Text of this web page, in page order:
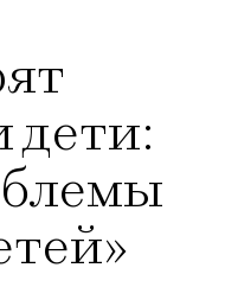
дети: